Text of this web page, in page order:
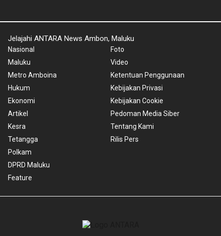
Jelajahi ANTARA News Ambon, Maluku
Nasional
Maluku
Metro Amboina
Hukum
Ekonomi
Artikel
Kesra
Tetangga
Polkam
DPRD Maluku
Feature
Foto
Video
Ketentuan Penggunaan
Kebijakan Privasi
Kebijakan Cookie
Pedoman Media Siber
Tentang Kami
Rilis Pers